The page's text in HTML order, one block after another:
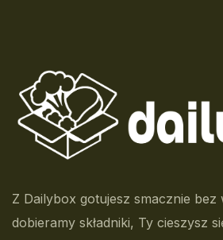
Z Dailybox gotujesz smacznie bez
dobieramy składniki, Ty cieszysz